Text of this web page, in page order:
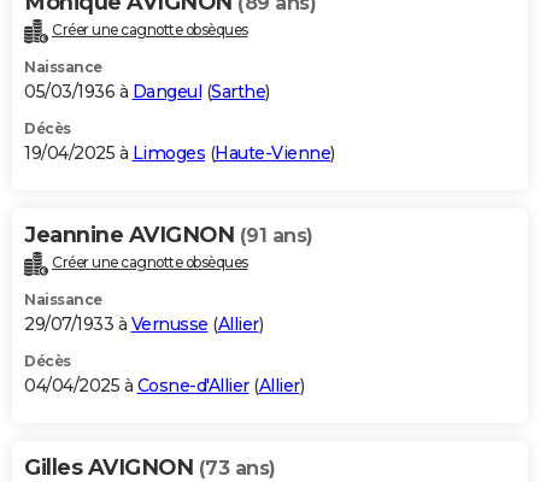
Créer une cagnotte obsèques
Naissance
05/03/1936 à Dangeul (Sarthe)
Décès
19/04/2025 à Limoges (Haute-Vienne)
Jeannine AVIGNON (91 ans)
Créer une cagnotte obsèques
Naissance
29/07/1933 à Vernusse (Allier)
Décès
04/04/2025 à Cosne-d'Allier(Allier)
Gilles AVIGNON (73 ans)